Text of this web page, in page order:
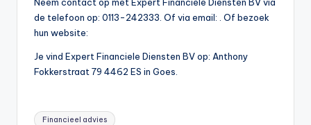
de telefoon op: 0113-242333. Of via email:
. Of bezoek
hun website:
Je vind Expert Financiele Diensten BV op: Anthony
Fokkerstraat 79 4462 ES in Goes.
Tags:
Financieel advies